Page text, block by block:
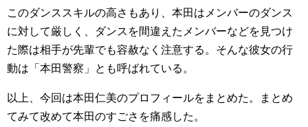
このダンススキルの高さもあり、本田はメンバーのダンス
に対して厳しく、ダンスを間違えたメンバーなどを見つけ
た際は相手が先輩でも容赦なく注意する。そんな彼女の行
動は「本田警察」とも呼ばれている。
以上、今回は本田仁美のプロフィールをまとめた。まとめ
てみて改めて本田のすごさを痛感した。